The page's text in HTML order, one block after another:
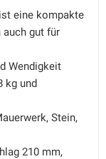
eine kompakte
auch gut für
Wendigkeit
kg und
Stein,
210 mm,